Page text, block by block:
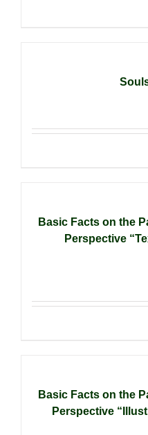
Basic Facts on the
Perspective
Basic Facts on the
Perspective